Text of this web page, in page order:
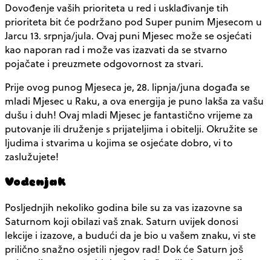
Dovođenje vaših prioriteta u red i usklađivanje tih
prioriteta bit će podržano pod Super punim Mjesecom u
Jarcu 13. srpnja/jula. Ovaj puni Mjesec može se osjećati
kao naporan rad i može vas izazvati da se stvarno
pojačate i preuzmete odgovornost za stvari.
Prije ovog punog Mjeseca je, 28. lipnja/juna događa se
mladi Mjesec u Raku, a ova energija je puno lakša za vašu
dušu i duh! Ovaj mladi Mjesec je fantastično vrijeme za
putovanje ili druženje s prijateljima i obitelji. Okružite se
ljudima i stvarima u kojima se osjećate dobro, vi to
zaslužujete!
Vodenjak
Posljednjih nekoliko godina bile su za vas izazovne sa
Saturnom koji obilazi vaš znak. Saturn uvijek donosi
lekcije i izazove, a budući da je bio u vašem znaku, vi ste
prilično snažno osjetili njegov rad! Dok će Saturn još